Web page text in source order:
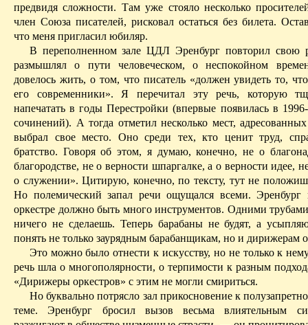
предвидя сложности. Там уже стояло несколько
член Союза писателей, рисковал остаться без билета.
что меня пригласил юбиляр.
В переполненном зале ЦДЛ Эренбург повторилсвою
размышлял о пути человеческом, о неспокойном
довелось жить, о том, что писатель «должен увидеть то,
его современники». Я перечитал эту речь, которую
напечатать в годы Перестройки (впервые появилась в
сочинений). А тогда отметил несколько мест,
выбрал свое место. Оно среди тех, кто ценит труд,
братство. Говоря об этом, я думаю, конечно, не о
благородстве, не о верности шпаргалке, а о верности идее,
о служении». Цитирую, конечно, по тексту, тут не
Но полемический запал речи ощущался всеми.
оркестре должно быть много инструментов. Одними
ничего не сделаешь. Теперь барабаны не будят, а
понять не только заурядным барабанщикам, но и дирижерам
Это можно было отнести к искусству, но не только к
речь шла о многополярности, о терпимости к разным
«Дирижеры оркестров» с этим не могли смириться.
Но буквально потрясло зал прикосновение к
теме. Эренбург бросил вызов весьма влиятельным